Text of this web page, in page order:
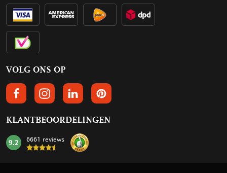
VOLG ONS OP
VOLGS ONS OP FACEBOOK
VOLG ONS OP INSTAGRAM
VOLG ONS OP LINKEDIN
VOLG ONS OP PINTEREST
KLANTBEOORDELINGEN
mark:
9.2 6661 reviews